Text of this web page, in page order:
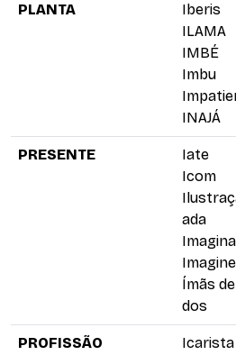
PLANTA
Iberis
ILAMA
IMBÉ
Imbu
INAJÁ
PRESENTE
Iate
Icom
ada
Ímãs
dos
PROFISSÃO
Icarista